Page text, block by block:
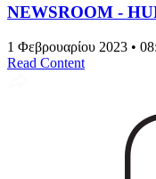
NEWSROOM -
1 Φεβρουαρίου 2023 •
Read Content